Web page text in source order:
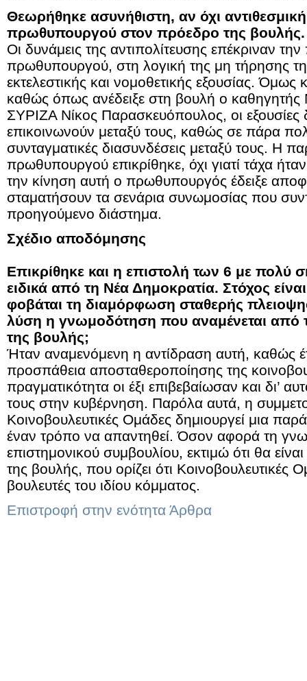
Θεωρήθηκε ασυνήθιστη, αν όχι
πρωθυπουργού στον πρόεδρο της
Οι δυνάμεις της αντιπολίτευσης επέκριναν
πρωθυπουργού, στη λογική της μη τήρησης
εκτελεστικής και νομοθετικής εξουσίας. Όμως
καθώς όπως ανέδειξε στη βουλή ο καθηγητής
ΣΥΡΙΖΑ Νίκος Παρασκευόπουλος, οι εξουσίες
επικοινωνούν μεταξύ τους, καθώς σε πάρα
συνταγματικές διασυνδέσεις μεταξύ τους. Η
πρωθυπουργού επικρίθηκε, όχι γιατί τάχα
την κίνηση αυτή ο πρωθυπουργός έδειξε
σταματήσουν τα σενάρια συνωμοσίας που
προηγούμενο διάστημα.
Σχέδιο αποδόμησης
Επικρίθηκε και η επιστολή των 6 με πολύ
ειδικά από τη Νέα Δημοκρατία. Στόχος
φοβάται τη διαμόρφωση σταθερής
λύση η γνωμοδότηση που αναμένεται από
της βουλής;
Ήταν αναμενόμενη η αντίδραση αυτή, καθώς
προσπάθεια αποσταθεροποίησης της
πραγματικότητα οι έξι επιβεβαίωσαν και δι’
τους στην κυβέρνηση. Παρόλα αυτά, η
Κοινοβουλευτικές Ομάδες δημιουργεί μια
έναν τρόπο να απαντηθεί. Όσον αφορά τη
επιστημονικού συμβουλίου, εκτιμώ ότι θα
της βουλής, που ορίζει ότι Κοινοβουλευτικές
βουλευτές του ιδίου κόμματος.
Επιστροφή στην ενότητα Άρθρα